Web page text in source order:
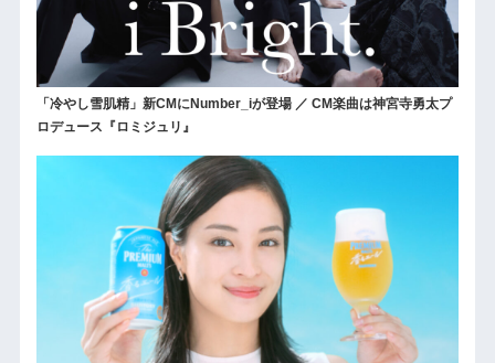
「冷やし雪肌精」新CMにNumber_iが登場 ／ CM楽曲は神宮寺勇太プ
ロデュース『ロミジュリ』